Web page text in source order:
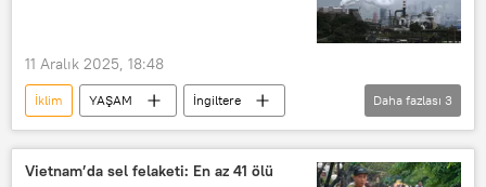
11 Aralık 2025, 18:48
İklim YAŞAM
İngiltere
Fosil yakıt
Üniversite
Göçmen
Daha fazlası 3
Vietnam’da sel felaketi: En az 41 ölü